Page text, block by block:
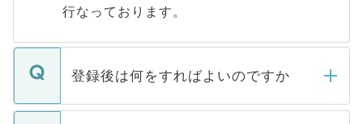
行なっております。
登録後は何をすればよいのですか
ご登録いただきましたら、弊社担当者がご